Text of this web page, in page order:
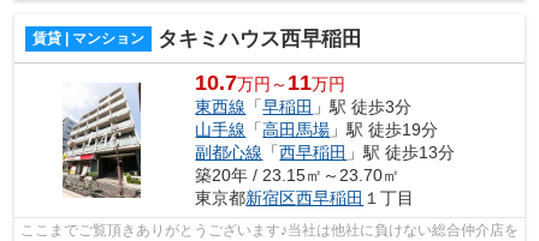
賃貸 | マンション タキミハウス西早稲田
10.7万円～ 11万円
東西線 「早稲田 」駅 徒歩3分
山手線 「高田馬場 」駅 徒歩19分
副都心線 「西早稲田 」駅 徒歩13分
築20年 / 23.15㎡～23.70㎡
東京都新宿区西早稲田 １丁目
ここまでご覧頂きありがとうございます♪当社は他社に負けない総合仲介店を